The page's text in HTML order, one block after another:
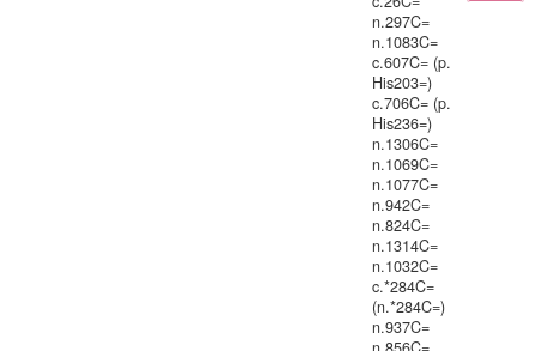
n.297C=
n.1083C=
c.607C= (p.
His203=)
c.706C= (p.
His236=)
n.1306C=
n.1069C=
n.1077C=
n.942C=
n.824C=
n.1314C=
n.1032C=
c.*284C=
(n.*284C=)
n.937C=